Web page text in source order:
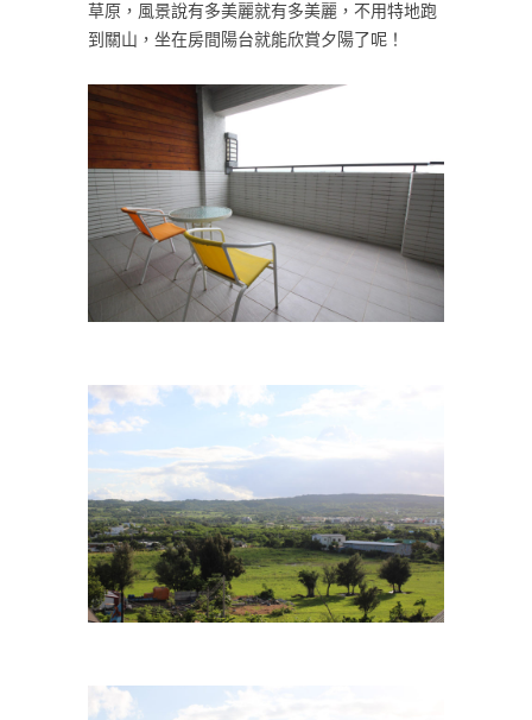
草原，風景說有多美麗就有多美麗，不用特地跑
到關山，坐在房間陽台就能欣賞夕陽了呢！